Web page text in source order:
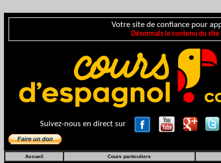
Votre site de confiance pour
Désormais le contenu du
Suivez-nous en direct sur
Accueil Cours particuliers